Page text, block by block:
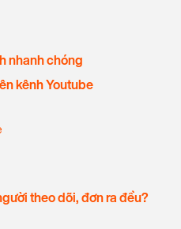
nhanh chóng
kênh Youtube
theo dõi, đơn ra đều?